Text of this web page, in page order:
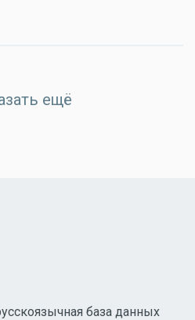
ещё
база данных